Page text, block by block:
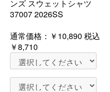
ンズ スウェットシャツ
37007 2026SS
通常価格： ￥10,890 税込
￥8,710